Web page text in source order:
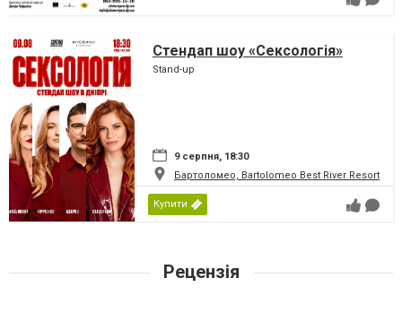
Стендап шоу «Сексологія»
Stand-up
9 серпня, 18:30
Бартоломео, Bartolomeo Best River Resort
Купити
Рецензія